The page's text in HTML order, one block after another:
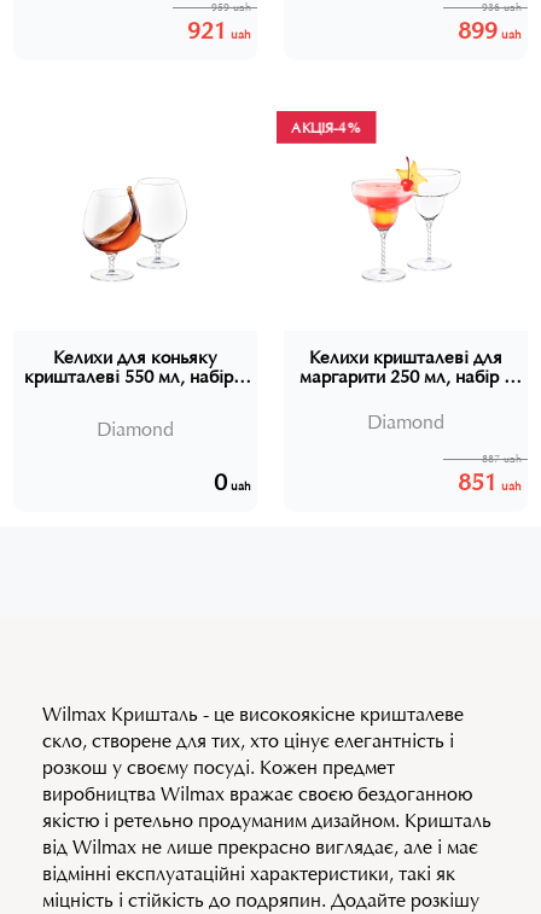
921 uah
959 uah
899 uah
936 uah
Келихи для коньяку
кришталеві 550 мл, набір 2
888108
Diamond
0 uah
АКЦІЯ-4%
Келихи кришталеві для
маргарити 250 мл, набір 2
888107
Diamond
851 uah
887 uah
Wilmax Кришталь - це високоякісне кришталеве
скло, створене для тих, хто цінує елегантність і
розкош у своєму посуді. Кожен предмет
виробництва Wilmax вражає своєю бездоганною
якістю і ретельно продуманим дизайном. Кришталь
від Wilmax не лише прекрасно виглядає, але і має
відмінні експлуатаційні характеристики, такі як
міцність і стійкість до подряпин. Додайте розкішу